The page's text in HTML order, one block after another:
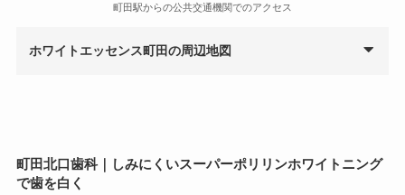
町田駅からの公共交通機関でのアクセス
ホワイトエッセンス町田の周辺地図
町田北口歯科｜しみにくいスーパーポリリンホワイトニング
で歯を白く